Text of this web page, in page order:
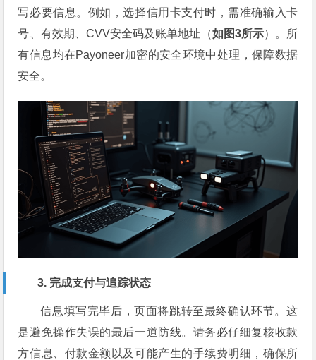
写必要信息。例如，选择信用卡支付时，需准确输入卡
号、有效期、CVV安全码及账单地址（如图3所示）。所
有信息均在Payoneer加密的安全环境中处理，保障数据
安全。
3. 完成支付与追踪状态
信息填写完毕后，页面将跳转至最终确认环节。这
是避免操作失误的最后一道防线。请务必仔细复核收款
方信息、付款金额以及可能产生的手续费明细，确保所